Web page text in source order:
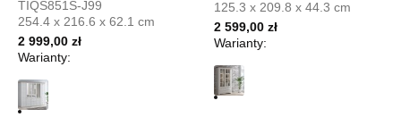
SALON MEBLOWY ORION
TIQS851S-J99
254.4 x 216.6 x 62.1 cm
2 999,00 zł
Warianty:
125.3 x 209.8 x 44.3 cm
2 599,00 zł
Warianty: